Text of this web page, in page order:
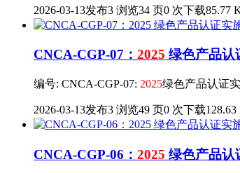
2026-03-13发布3 浏览34 页0 次下载85.77
CNCA-CGP-07： 2025 绿色产品认
编号: CNCA-CGP-07: 2025绿色产品认证
2026-03-13发布3 浏览49 页0 次下载
CNCA-CGP-06： 2025 绿色产品认